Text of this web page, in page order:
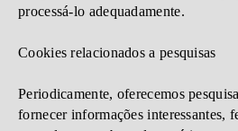
processá-lo adequadamente.
Cookies relacionados a pesquisas
Periodicamente, oferecemos
fornecer informações interessantes,